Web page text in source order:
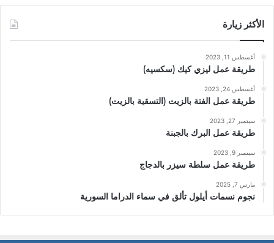
الأكثر زيارة
أغسطس 11, 2023
طريقة عمل ليزي كيك (سكسيه)
أغسطس 24, 2023
طريقة عمل الفتة بالزيت (التسقية بالزيت)
سبتمبر 27, 2023
طريقة عمل البرك بالجبنة
سبتمبر 9, 2023
طريقة عمل سلطة سيزر بالدجاج
مارس 7, 2025
نجوم نسمات أيلول تألق في سماء الدراما السورية